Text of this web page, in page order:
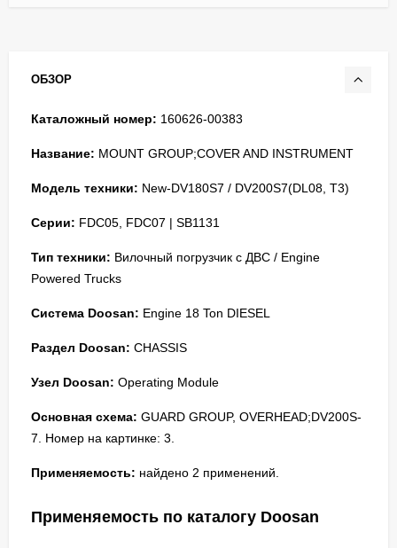
ОБЗОР
Каталожный номер: 160626-00383
Название: MOUNT GROUP;COVER AND INSTRUMENT
Модель техники: New-DV180S7 / DV200S7(DL08, T3)
Серии: FDC05, FDC07 | SB1131
Тип техники: Вилочный погрузчик с ДВС / Engine
Powered Trucks
Система Doosan: Engine 18 Ton DIESEL
Раздел Doosan: CHASSIS
Узел Doosan: Operating Module
Основная схема: GUARD GROUP, OVERHEAD;DV200S-
7. Номер на картинке: 3.
Применяемость: найдено 2 применений.
Применяемость по каталогу Doosan